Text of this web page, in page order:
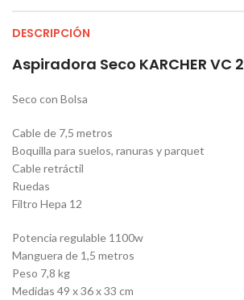
DESCRIPCIÓN
Aspiradora Seco KARCHER VC 2
Seco con Bolsa
Cable de 7,5 metros
Boquilla para suelos, ranuras y parquet
Cable retráctil
Ruedas
Filtro Hepa 12
Potencia regulable 1100w
Manguera de 1,5 metros
Peso 7,8 kg
Medidas 49 x 36 x 33 cm